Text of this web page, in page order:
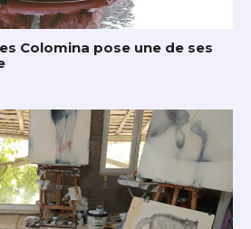
Colomina pose une de ses